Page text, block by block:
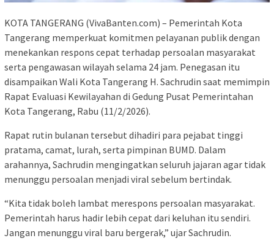
KOTA TANGERANG (VivaBanten.com) – Pemerintah Kota
Tangerang memperkuat komitmen pelayanan publik dengan
menekankan respons cepat terhadap persoalan masyarakat
serta pengawasan wilayah selama 24 jam. Penegasan itu
disampaikan Wali Kota Tangerang H. Sachrudin saat memimpin
Rapat Evaluasi Kewilayahan di Gedung Pusat Pemerintahan
Kota Tangerang, Rabu (11/2/2026).
Rapat rutin bulanan tersebut dihadiri para pejabat tinggi
pratama, camat, lurah, serta pimpinan BUMD. Dalam
arahannya, Sachrudin mengingatkan seluruh jajaran agar tidak
menunggu persoalan menjadi viral sebelum bertindak.
“Kita tidak boleh lambat merespons persoalan masyarakat.
Pemerintah harus hadir lebih cepat dari keluhan itu sendiri.
Jangan menunggu viral baru bergerak,” ujar Sachrudin.